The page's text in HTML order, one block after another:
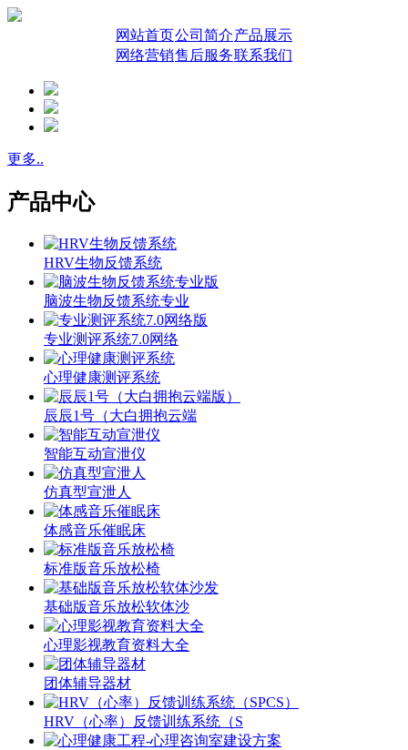
网站首页公司简介产品展示
网络营销售后服务联系我们
更多..
产品中心
HRV生物反馈系统
脑波生物反馈系统专业
专业测评系统7.0网络
心理健康测评系统
辰辰1号（大白拥抱云端
智能互动宣泄仪
仿真型宣泄人
体感音乐催眠床
标准版音乐放松椅
基础版音乐放松软体沙
心理影视教育资料大全
团体辅导器材
HRV（心率）反馈训练系统（S